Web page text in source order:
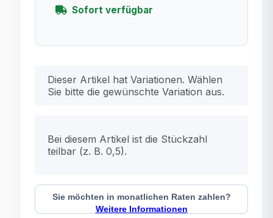
Sofort verfügbar
x
Dieser Artikel hat Variationen. Wählen
Sie bitte die gewünschte Variation aus.
Bei diesem Artikel ist die Stückzahl
teilbar (z. B. 0,5).
Sie möchten in monatlichen Raten zahlen?
Weitere Informationen